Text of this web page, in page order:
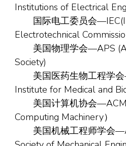
Institutions of Electrical
国际电工委员会
Electrotechnical
美国物理学会—APS
Society)
美国医药生物工程学会
Institute for Medical and
美国计算机协会—ACM
Computing Machinery）
美国机械工程师学会